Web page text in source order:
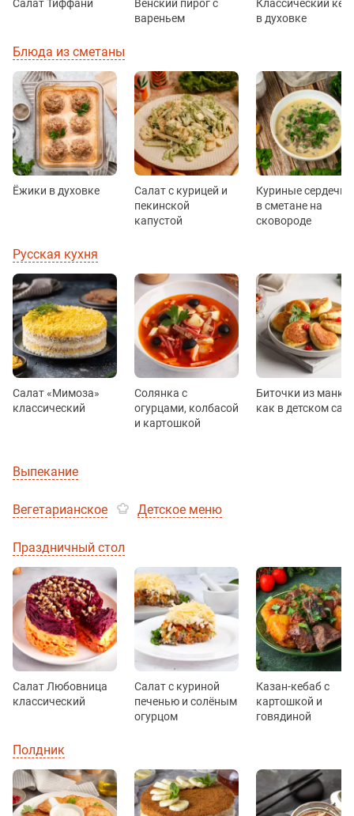
Салат Тиффани
Венский пирог с
вареньем
Классический
в духовке
Блюда из сметаны
Ёжики в духовке
Салат с курицей и
пекинской
капустой
Куриные сердечки
в сметане на
сковороде
Русская кухня
Салат «Мимоза»
классический
Солянка с
огурцами, колбасой
и картошкой
Биточки из манки
как в детском саду
Выпекание
Вегетарианское Детское меню
Праздничный стол
Салат Любовница
классический
Салат с куриной
печенью и солёным
огурцом
Казан-кебаб с
картошкой и
говядиной
Полдник